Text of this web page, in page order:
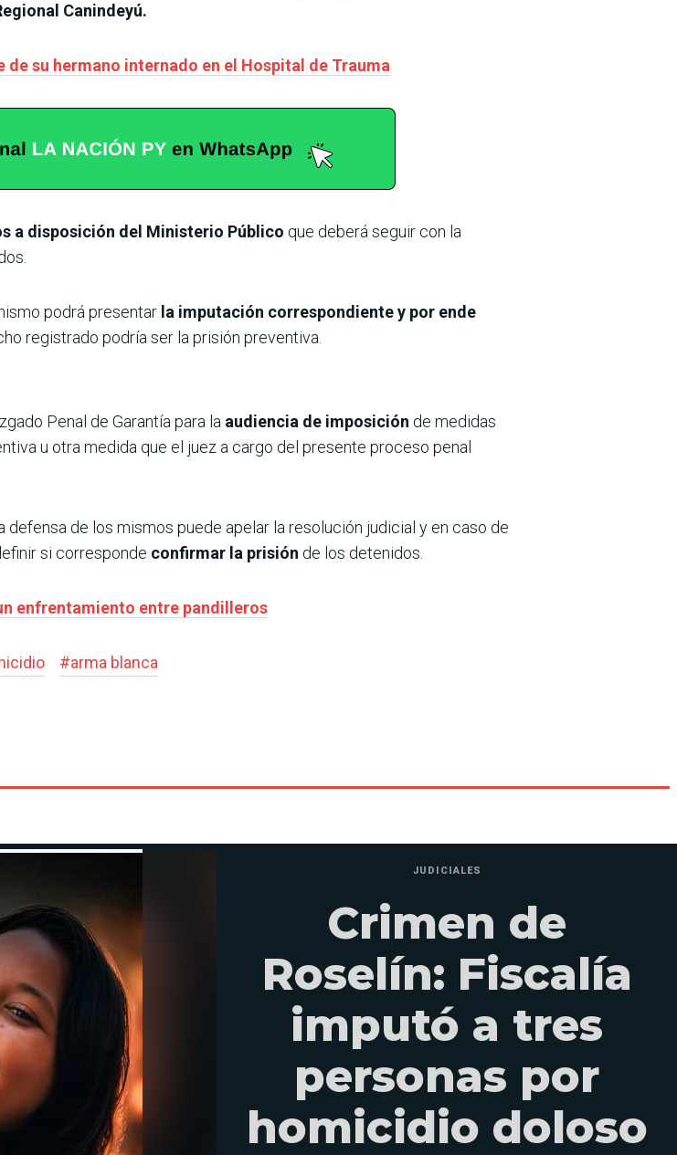
Canindeyú.
su hermano internado en el Hospital de Trauma
a disposición del Ministerio Público que deberá seguir con la
podrá presentar la imputación correspondiente y por ende
registrado podría ser la prisión preventiva.
Penal de Garantía para la audiencia de imposición de medidas
u otra medida que el juez a cargo del presente proceso penal
de los mismos puede apelar la resolución judicial y en caso de
si corresponde confirmar la prisión de los detenidos.
enfrentamiento entre pandilleros
#arma blanca
JUDICIALES
Crimen de
Roselín: Fiscalía
imputó a tres
personas por
homicidio doloso